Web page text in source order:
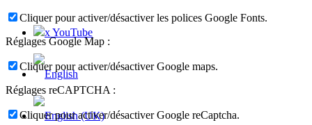
x YouTube
Cliquer pour activer/désactiver les polices Google Fonts.
Réglages Google Map :
Cliquer pour activer/désactiver Google maps.
Réglages reCAPTCHA :
Cliquer pour activer/désactiver Google reCaptcha.